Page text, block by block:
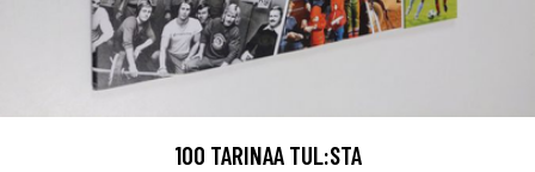
100 TARINAA TUL:STA